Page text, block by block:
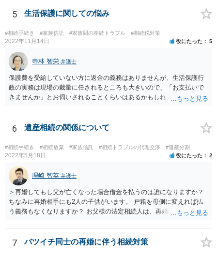
5 生活保護に関しての悩み
#相続手続き #家族信託 #家族間の相続トラブル #相続税対策
2022年11月14日 役にたった 5
寺林 智栄 弁護士
保護費を受給していない方に返金の義務はありませんが、生活保護行
政の実務は現場の裁量に任されるところも大きいので、「お支払いで
きませんか」とお伺いされることくらいはあるかもしれません。 通報
考えてご判断いただくのが良いと思います。
6 遺産相続の関係について
#相続手続き #相続放棄 #家族信託 #相続トラブルの代理交渉 #遺産分割
2022年5月18日 役にたった 2
理崎 智英 弁護士
＞再婚してもし父が亡くなった場合借金を払うのは誰になりますか？
ちなみに再婚相手にも2人の子供がいます。 戸籍を母側に変えれば払
う義務もなくなりますか？ お父様の法定相続人は、再婚相手とご相談
戸籍がどこにあるのかは関係ありません。 ただし、お父様が亡くなっ
たことを知ってから３か月以内に家庭裁判所にて「相続放棄」の手続
7 バツイチ同士の再婚に伴う相続対策